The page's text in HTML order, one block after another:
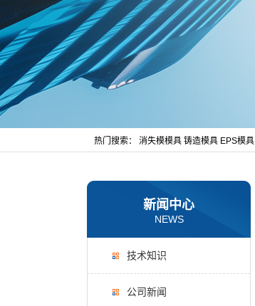
热门搜索： 消失模模具 铸造模具 EPS模具
新闻中心
NEWS
技术知识
公司新闻